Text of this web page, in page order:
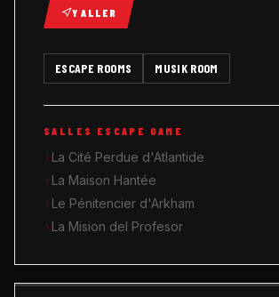
Y ALLER
ESCAPE ROOMS MUSIK ROOM
SALLES ESCAPE GAME
La Cité Perdue d'Atlantide
La Maison Hantée
Le Pénitencier d'Arkham
La Mision del Profesor